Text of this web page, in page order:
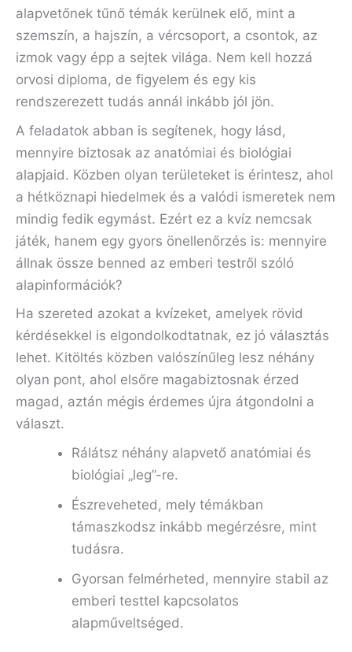
alapvetőnek tűnő témák kerülnek elő, mint a
szemszín, a hajszín, a vércsoport, a csontok, az
izmok vagy épp a sejtek világa. Nem kell hozzá
orvosi diploma, de figyelem és egy kis
rendszerezett tudás annál inkább jól jön.
A feladatok abban is segítenek, hogy lásd,
mennyire biztosak az anatómiai és biológiai
alapjaid. Közben olyan területeket is érintesz, ahol
a hétköznapi hiedelmek és a valódi ismeretek nem
mindig fedik egymást. Ezért ez a kvíz nemcsak
játék, hanem egy gyors önellenőrzés is: mennyire
állnak össze benned az emberi testről szóló
alapinformációk?
Ha szereted azokat a kvízeket, amelyek rövid
kérdésekkel is elgondolkodtatnak, ez jó választás
lehet. Kitöltés közben valószínűleg lesz néhány
olyan pont, ahol elsőre magabiztosnak érzed
magad, aztán mégis érdemes újra átgondolni a
választ.
Rálátsz néhány alapvető anatómiai és
biológiai „leg”-re.
Észreveheted, mely témákban
támaszkodsz inkább megérzésre, mint
tudásra.
Gyorsan felmérheted, mennyire stabil az
emberi testtel kapcsolatos
alapműveltséged.